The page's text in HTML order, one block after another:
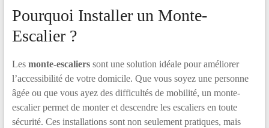
Pourquoi Installer un Monte-
Escalier ?
Les monte-escalierssont une solution idéale pour améliorer
l’accessibilité de votre domicile. Que vous soyez une personne
âgée ou que vous ayez des difficultés de mobilité, un monte-
escalier permet de monter et descendre les escaliers en toute
sécurité. Ces installations sont non seulement pratiques, mais